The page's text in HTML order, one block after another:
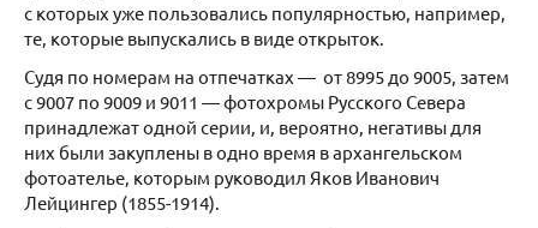
с которых уже пользовались популярностью, например,
те, которые выпускались в виде открыток.
Судя по номерам на отпечатках — от 8995 до 9005, затем
с 9007 по 9009 и 9011 — фотохромы Русского Севера
принадлежат одной серии, и, вероятно, негативы для
них были закуплены в одно время в архангельском
фотоателье, которым руководил Яков Иванович
Лейцингер (1855-1914).